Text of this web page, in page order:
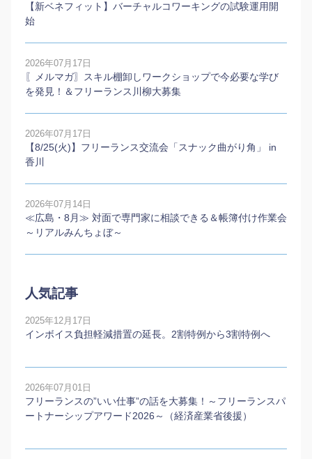
【新ベネフィット】バーチャルコワーキングの試験運用開
始
2026年07月17日
〖メルマガ〗スキル棚卸しワークショップで今必要な学び
を発見！＆フリーランス川柳大募集
2026年07月17日
【8/25(火)】フリーランス交流会「スナック曲がり角」 in
香川
2026年07月14日
≪広島・8月≫ 対面で専門家に相談できる＆帳簿付け作業会
～リアルみんちょぼ～
人気記事
2025年12月17日
インボイス負担軽減措置の延長。2割特例から3割特例へ
2026年07月01日
フリーランスの”いい仕事”の話を大募集！～フリーランスパ
ートナーシップアワード2026～（経済産業省後援）